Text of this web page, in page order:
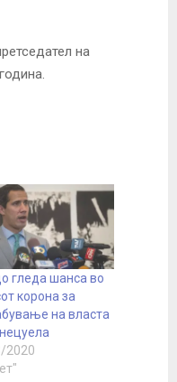
на
гледа шанса во
корона за
на власта
2020